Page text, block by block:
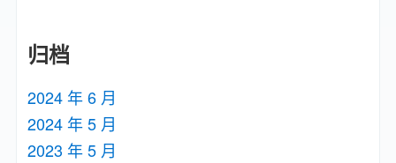
归档
2024 年 6 月
2024 年 5 月
2023 年 5 月